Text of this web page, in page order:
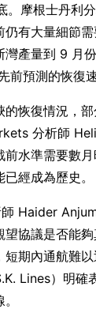
。摩根士丹利
仍有大量細節
灣產量到 9 月
前預測的恢復
恢復情況，
分析師
前水準需要數
經成為歷史。
Haider
望協議是否能
短期內通航難
Lines）明確